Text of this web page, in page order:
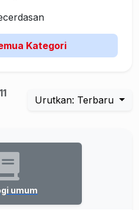
Kategori
Urutkan: Terbaru
umum